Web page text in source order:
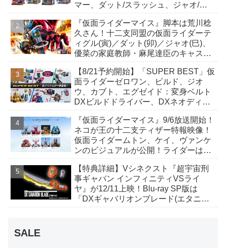
マー、ダット/スラッシュ、ジャオ/バ
も！
『仮面ライダーマイス』脚本は荒川稔
久さん！十二支同盟の仮面ライダーテ
ィグル(寅)／ダット(卯)／ジャオ(巳)、
優菜の家庭教師・麻尾達臣のキャスト
んも変身！
【8/21予約開始】「SUPER BEST」仮
面ライダーゼロワン、ビルド、ジオ
ウ、カブト、エグゼイド：変身ベルト
DXビルドドライバー、DXネオディケ
か12点！
『仮面ライダーマイス』9/6放送開始！
ネコが王の十二支ティザー特報映像！
仮面ライダームトン、ケイ、ヴァンケ
ンのビジュアルが公開！ライダーは子
【特典詳細】Vシネクスト『超宇宙刑
事ギャバン インフィニティVSライ
ヤ』が12/11上映！Blu-ray SP版は
「DXギャバリオンブレード(エタニテ
SALE